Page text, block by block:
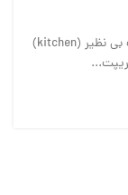
در این ویدئو شما با مدلسازی کابینت – اسکریپت بی نظیر (kitchen)